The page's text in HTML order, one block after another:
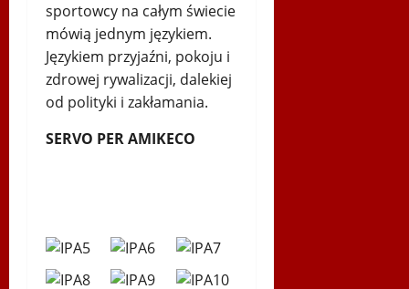
sportowcy na całym świecie
mówią jednym językiem.
Językiem przyjaźni, pokoju i
zdrowej rywalizacji, dalekiej
od polityki i zakłamania.
SERVO PER AMIKECO